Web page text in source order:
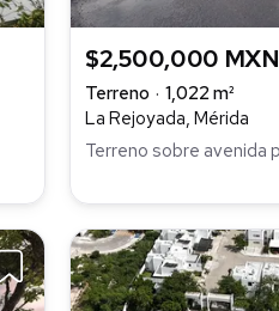
$2,500,000 MXN
Terreno
1,022 m²
La Rejoyada, Mérida
Terreno sobre avenida